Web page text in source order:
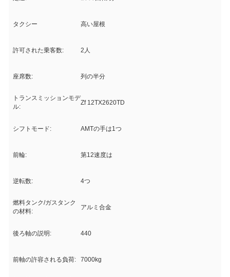
タクシー 高い屋根
許可された乗客数: 2人
座席数: 列の半分
トランスミッションモデ
ル:
Zf 12TX2620TD
シフトモード: AMTの手は1つ
前輪: 第12速度は
逆転数: 4つ
燃料タンク/ガスタンク
の材料:
アルミ合金
後ろ軸の説明: 440
前軸の許容される負荷: 7000kg